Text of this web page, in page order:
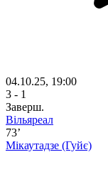
04.10.25, 19:00
3 - 1
Заверш.
Вільяреал
73’
Мікаутадзе (Гуйє)